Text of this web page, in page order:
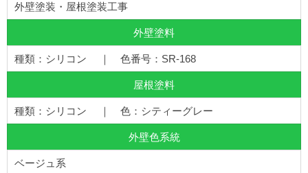
外壁塗装・屋根塗装工事
外壁塗料
種類：シリコン ｜ 色番号：SR-168
屋根塗料
種類：シリコン ｜ 色：シティーグレー
外壁色系統
ベージュ系